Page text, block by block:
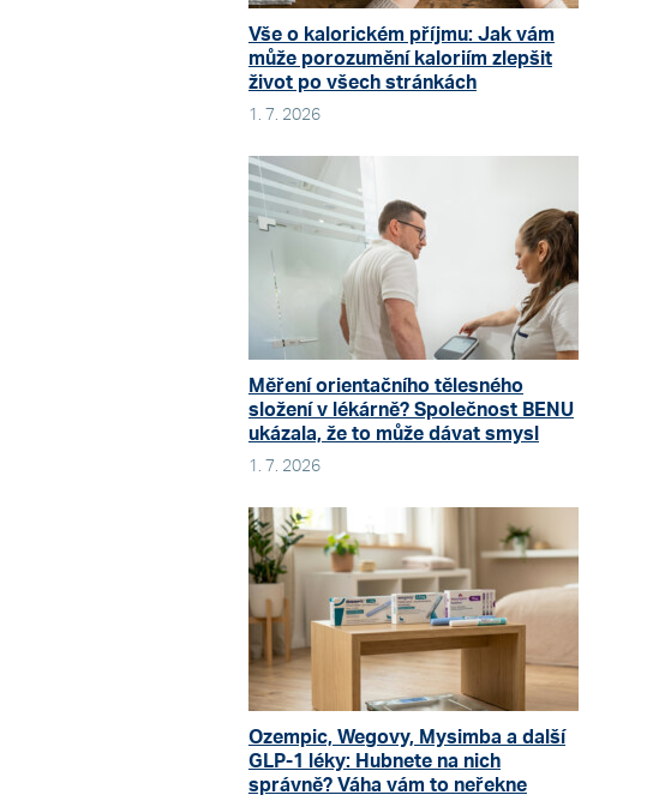
Vše o kalorickém příjmu: Jak vám
může porozumění kaloriím zlepšit
život po všech stránkách
1. 7. 2026
Měření orientačního tělesného
složení v lékárně? Společnost BENU
ukázala, že to může dávat smysl
1. 7. 2026
Ozempic, Wegovy, Mysimba a další
GLP-1 léky: Hubnete na nich
správně? Váha vám to neřekne